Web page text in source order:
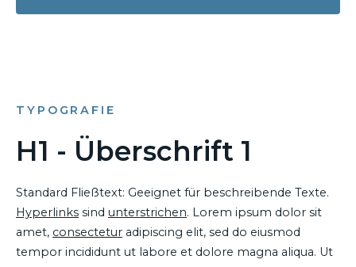
TYPOGRAFIE
H1 - Überschrift 1
Standard Fließtext: Geeignet für beschreibende Texte.
Hyperlinks sind unterstrichen. Lorem ipsum dolor sit
amet, consectetur adipiscing elit, sed do eiusmod
tempor incididunt ut labore et dolore magna aliqua. Ut